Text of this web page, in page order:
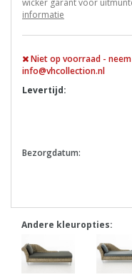
informatie
Niet op voorraad -
info@vhcollection.nl
Levertijd:
Bezorgdatum:
Andere kleuropties: